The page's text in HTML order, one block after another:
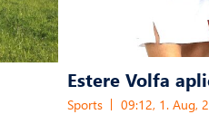
Estere Volfa
Sports 09:12, 1. Aug,